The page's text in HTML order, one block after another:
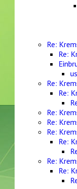
Re:
Re:
Re:
Re:
Re:
Re:
Re:
Re:
Re:
Re: